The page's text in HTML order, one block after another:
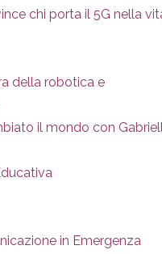
chi porta il 5G nella
della robotica e
il mondo con
in Emergenza